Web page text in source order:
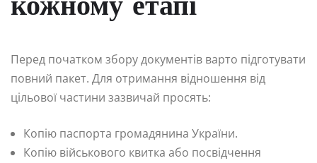
кожному етапі
Перед початком збору документів варто підготувати
повний пакет. Для отримання відношення від
цільової частини зазвичай просять:
Копію паспорта громадянина України.
Копію військового квитка або посвідчення